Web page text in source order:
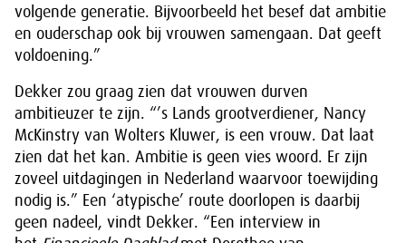
volgende generatie. Bijvoorbeeld het besef dat ambitie
en ouderschap ook bij vrouwen samengaan. Dat geeft
voldoening.”
Dekker zou graag zien dat vrouwen durven
ambitieuzer te zijn. “’s Lands grootverdiener, Nancy
McKinstry van Wolters Kluwer, is een vrouw. Dat laat
zien dat het kan. Ambitie is geen vies woord. Er zijn
zoveel uitdagingen in Nederland waarvoor toewijding
nodig is.” Een ‘atypische’ route doorlopen is daarbij
geen nadeel, vindt Dekker. “Een interview in